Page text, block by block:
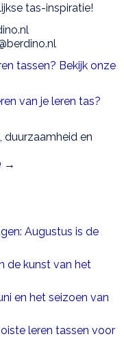
tas-inspiratie!
tassen? Bekijk onze
van je leren tas?
duurzaamheid en
→
Augustus is de
de kunst van het
en het seizoen van
leren tassen voor